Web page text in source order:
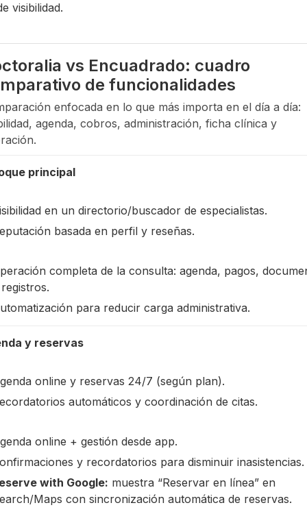
visibilidad.
vs Encuadrado: cuadro
de funcionalidades
enfocada en lo que más importa en el día a día:
agenda, cobros, administración, ficha clínica y
principal
en un directorio/buscador de especialistas.
basada en perfil y reseñas.
completa de la consulta: agenda, pagos,
para reducir carga administrativa.
y reservas
online y reservas 24/7 (según plan).
automáticos y coordinación de citas.
online + gestión desde app.
y recordatorios para disminuir inasistencias.
with Google: muestra “Reservar en línea” en
Maps con sincronización automática de reservas.